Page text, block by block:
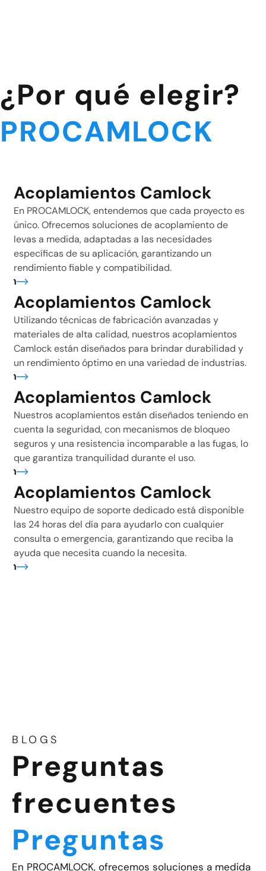
¿Por qué elegir?
PROCAMLOCK
Acoplamientos Camlock
En PROCAMLOCK, entendemos que cada proyecto es
único. Ofrecemos soluciones de acoplamiento de
levas a medida, adaptadas a las necesidades
específicas de su aplicación, garantizando un
rendimiento fiable y compatibilidad.
Acoplamientos Camlock
Utilizando técnicas de fabricación avanzadas y
materiales de alta calidad, nuestros acoplamientos
Camlock están diseñados para brindar durabilidad y
un rendimiento óptimo en una variedad de industrias.
Acoplamientos Camlock
Nuestros acoplamientos están diseñados teniendo en
cuenta la seguridad, con mecanismos de bloqueo
seguros y una resistencia incomparable a las fugas, lo
que garantiza tranquilidad durante el uso.
Acoplamientos Camlock
Nuestro equipo de soporte dedicado está disponible
las 24 horas del día para ayudarlo con cualquier
consulta o emergencia, garantizando que reciba la
ayuda que necesita cuando la necesita.
BLOGS
Preguntas
frecuentes
Preguntas
En PROCAMLOCK, ofrecemos soluciones a medida